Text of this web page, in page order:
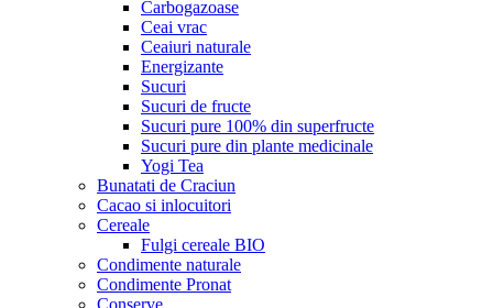
Carbogazoase
Ceai vrac
Ceaiuri naturale
Energizante
Sucuri
Sucuri de fructe
Sucuri pure 100% din superfructe
Sucuri pure din plante medicinale
Yogi Tea
Bunatati de Craciun
Cacao si inlocuitori
Cereale
Fulgi cereale BIO
Condimente naturale
Condimente Pronat
Conserve